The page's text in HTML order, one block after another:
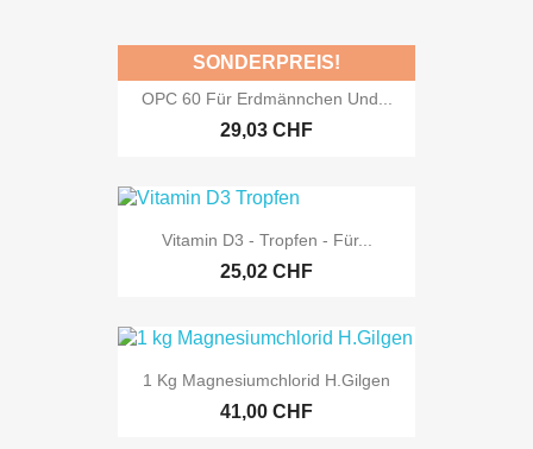
OPC 60 Für Erdmännchen Und...
29,03 CHF
SONDERPREIS!
Vitamin D3 - Tropfen - Für...
25,02 CHF
1 Kg Magnesiumchlorid H.Gilgen
41,00 CHF